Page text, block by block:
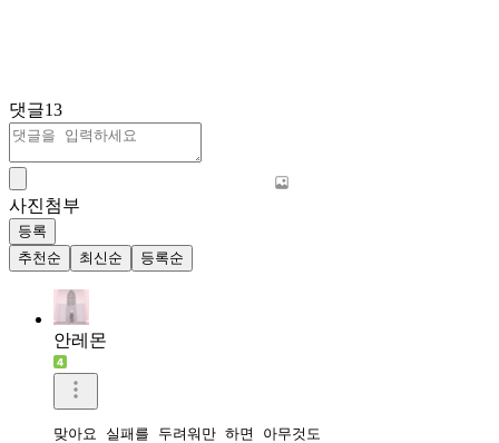
댓글13
사진첨부
등록
추천순
최신순 등록순
안레몬
맞아요 실패를 두려워만 하면 아무것도